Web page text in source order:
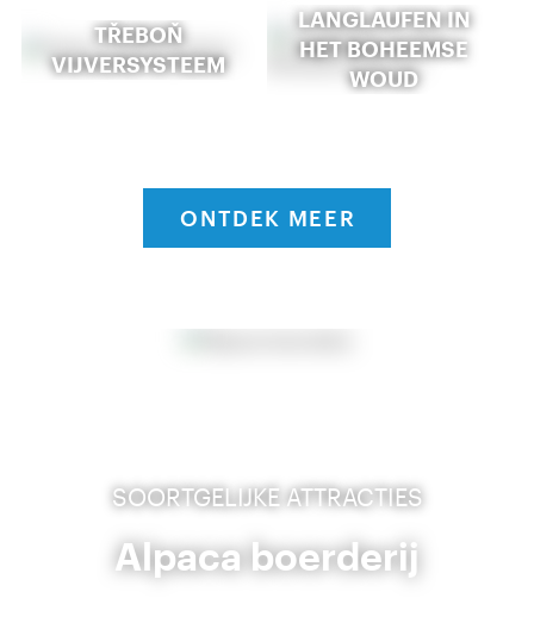
TŘEBOŇ
VIJVERSYSTEEM
LANGLAUFEN IN
HET BOHEEMSE
WOUD
ONTDEK MEER
SOORTGELIJKE ATTRACTIES
Alpaca boerderij